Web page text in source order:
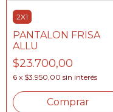
2X1
PANTALON FRISA
ALLU
$23.700,00
6 x $3.950,00 sin interés
Comprar